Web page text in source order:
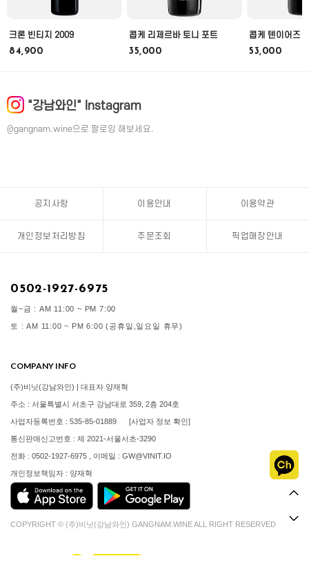
크론 빈티지 2009
84,900
콥케 리제르바 토니 포트
35,000
콥케 텐이어즈
53,000
"강남와인" Instagram
@gangnam.wine으로 팔로잉 해보세요.
공지사항 이용안내 이용약관
개인정보처리방침 주문조회 픽업매장안내
0502-1927-6975
월~금 : AM 11:00 ~ PM 7:00
토 : AM 11:00 ~ PM 6:00 (공휴일,일요일 휴무)
COMPANY INFO
(주)비닛(강남와인) | 대표자 양재혁
주소 : 서울특별시 서초구 강남대로 359, 2층 204호
사업자등록번호 : 535-85-01889 [사업자 정보 확인]
통신판매신고번호 : 제 2021-서울서초-3290
전화 : 0502-1927-6975 , 이메일 : GW@VINIT.IO
개인정보책임자 : 양재혁
COPYRIGHT © (주)비닛(강남와인) GANGNAM.WINE ALL RIGHT RESERVED